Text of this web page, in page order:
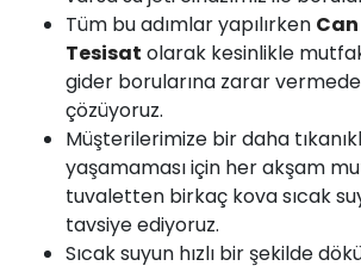
Tüm bu adımlar yapılırken Can
Tesisat olarak kesinlikle
gider borularına zarar
çözüyoruz.
Müşterilerimize bir daha
yaşamaması için her akşam
tuvaletten birkaç kova sıcak
tavsiye ediyoruz.
Sıcak suyun hızlı bir şekilde